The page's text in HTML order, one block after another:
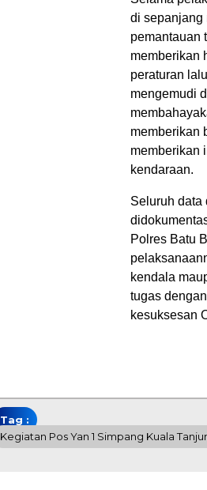
di sepanjang
pemantauan
memberikan
peraturan
mengemudi
memberikan
memberikan
kendaraan.
Seluruh data
Polres Batu
kendala
tugas
kesuksesan
Tag :
Kegiatan Pos Yan 1 Simpang Kuala